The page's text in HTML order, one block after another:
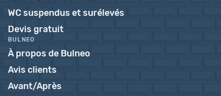
WC suspendus et surélevés
Devis gratuit
BULNEO
À propos de Bulneo
Avis clients
Avant/Après